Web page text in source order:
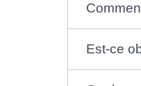
Est-ce